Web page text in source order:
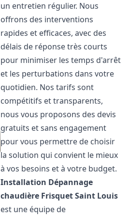
un entretien régulier. Nous
offrons des interventions
rapides et efficaces, avec des
délais de réponse très courts
pour minimiser les temps d'arrêt
et les perturbations dans votre
quotidien. Nos tarifs sont
compétitifs et transparents,
nous vous proposons des devis
gratuits et sans engagement
pour vous permettre de choisir
la solution qui convient le mieux
à vos besoins et à votre budget.
Installation Dépannage
chaudière FrisquetSaint Louis
est une équipe de